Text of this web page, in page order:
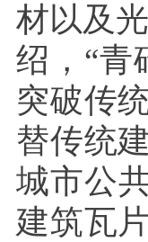
材以及
绍，“青
突破传
替传统
城市公
建筑瓦